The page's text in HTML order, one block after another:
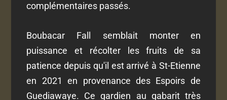
complémentaires passés.
Boubacar Fall semblait monter en
puissance et récolter les fruits de sa
patience depuis qu'il est arrivé à St-Etienne
en 2021 en provenance des Espoirs de
Guediawaye. Ce gardien au gabarit très